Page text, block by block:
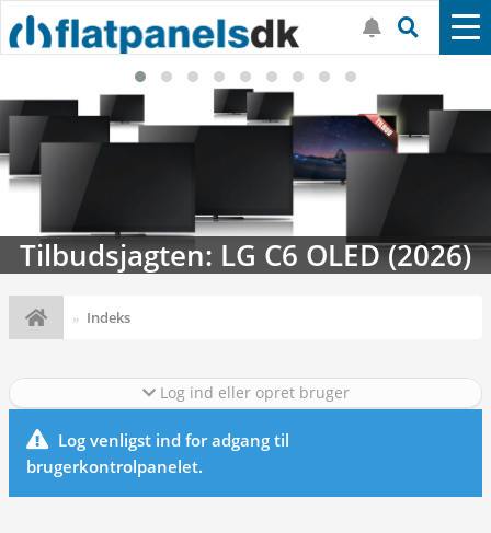
Tilbudsjagten: LG C6 OLED (2026)
Indeks
Log ind eller opret bruger
Log venligst ind for adgang til
brugerkontrolpanelet.